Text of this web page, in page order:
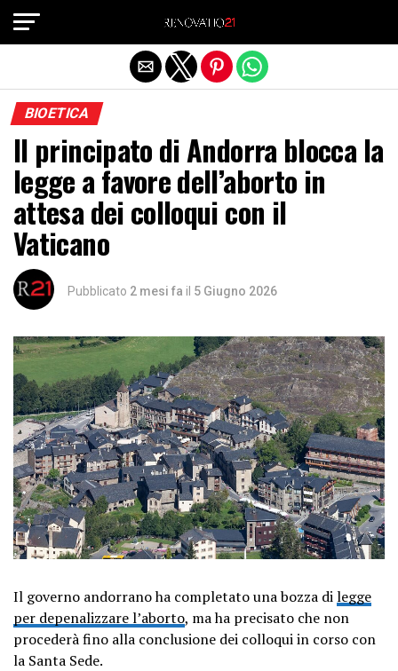
BIOETICA
Il principato di Andorra blocca la
legge a favore dell’aborto in
attesa dei colloqui con il
Vaticano
Pubblicato 2 mesi fa il 5 Giugno 2026
Il governo andorrano ha completato una bozza dilegge
per depenalizzare l’aborto, ma ha precisato che non
procederà fino alla conclusione dei colloqui in corso con
la Santa Sede.
Exit mobile version